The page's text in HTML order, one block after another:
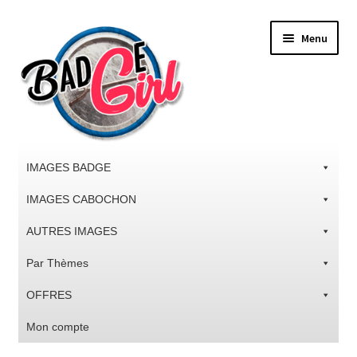
la
navigation
contenu
Menu
IMAGES BADGE
IMAGES CABOCHON
AUTRES IMAGES
Par Thèmes
OFFRES
Mon compte